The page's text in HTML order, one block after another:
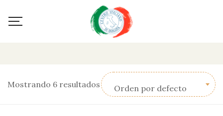
Mostrando 6 resultados Orden por defecto